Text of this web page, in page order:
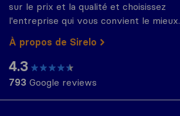
sur le prix et la qualité et choisissez
l'entreprise qui vous convient le mieux.
À propos de Sirelo
4.3
793 Google reviews